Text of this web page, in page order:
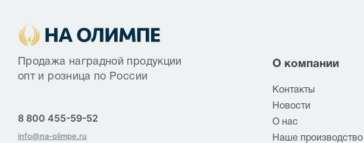
Продажа наградной продукции
опт и розница по России
8 800 455-59-52
info@na-olimpe.ru
О компании
Контакты
Новости
О нас
Наше производство